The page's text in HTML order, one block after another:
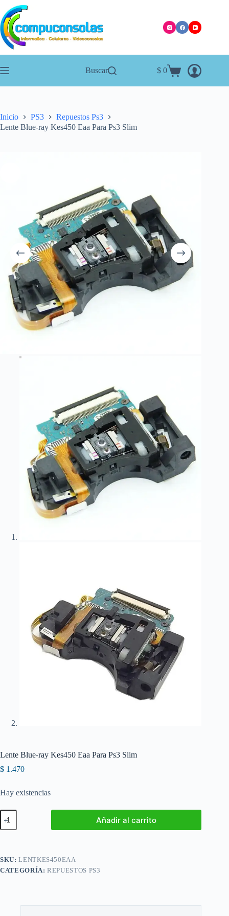
Saltar
al
contenido
Buscar
Carro
$ 0
Inicio PS3
Repuestos Ps3
Lente Blue-ray Kes450 Eaa Para Ps3 Slim
Lente Blue-ray Kes450 Eaa Para Ps3 Slim
$ 1.470
Hay existencias
Lente
Blue-
ray
Para
Slim
Añadir al carrito
SKU:LENTKES450EAA
CATEGORÍA:REPUESTOS PS3